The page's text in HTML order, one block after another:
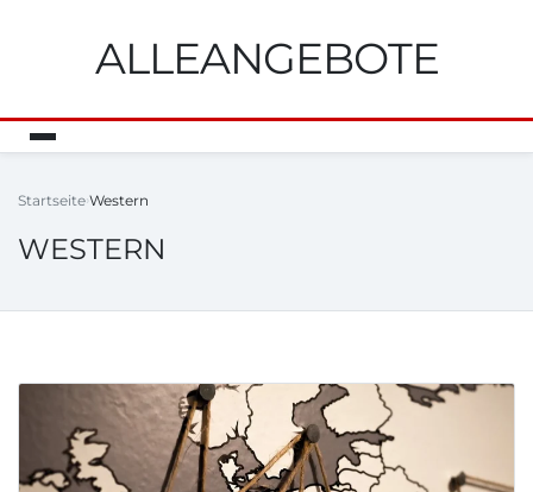
ALLEANGEBOTE
Startseite Western
WESTERN